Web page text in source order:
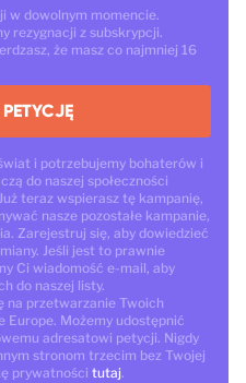
w dowolnym momencie.
rezygnacji z subskrypcji.
że masz co najmniej 16
i potrzebujemy bohaterów i
do naszej społeczności
teraz wspierasz tę kampanię,
nasze pozostałe kampanie,
Zarejestruj się, aby dowiedzieć
Jeśli jest to prawnie
Ci wiadomość e-mail, aby
do naszej listy.
na przetwarzanie Twoich
Europe. Możemy udostępnić
adresatowi petycji. Nigdy
stronom trzecim bez Twojej
prywatności tutaj.